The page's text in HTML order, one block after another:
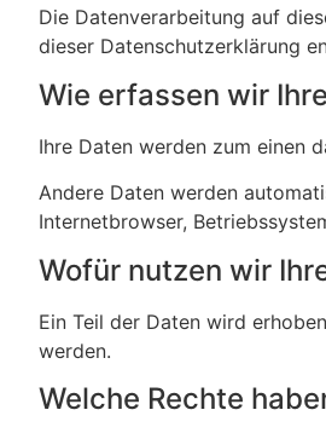
Die Datenverarbeitung auf
dieser Datenschutzerklärung
Wie erfassen wir
Ihre Daten werden zum einen
Andere Daten werden
Internetbrowser,
Wofür nutzen wir
Ein Teil der Daten wird
werden.
Welche Rechte